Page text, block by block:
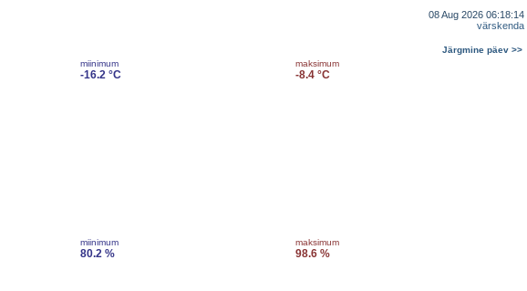
08 Aug 2026 06:18:14
värskenda
Järgmine päev >>
miinimum
-16.2 °C
maksimum
-8.4 °C
miinimum
80.2 %
maksimum
98.6 %